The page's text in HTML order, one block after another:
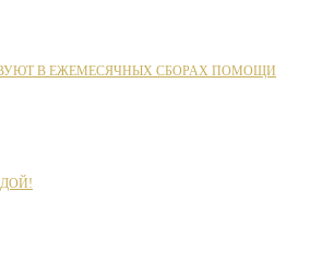
В ЕЖЕМЕСЯЧНЫХ СБОРАХ ПОМОЩИ